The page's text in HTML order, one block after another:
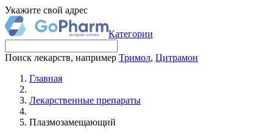
Укажите свой адрес
Категории
Поиск лекарств, например Тримол, Цитрамон
Главная
Лекарственные препараты
Плазмозамещающий